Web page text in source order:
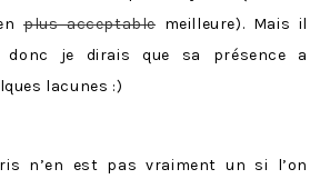
plus acceptable meilleure). Mais il
donc je dirais que sa présence a
lacunes :)
n’en est pas vraiment un si l’on